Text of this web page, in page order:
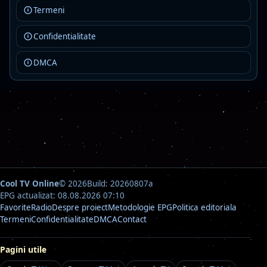
Termeni
Confidentialitate
DMCA
Rock Fm Ballads
AAC · 80 kbps
ballads classic rock
Asculta
Detalii
Cool TV Online© 2026Build: 20260807a
EPG actualizat: 08.08.2026 07:10
FavoriteRadioDespre proiectMetodologie EPGPolitica editoriala
TermeniConfidentialitateDMCAContact
Pagini utile